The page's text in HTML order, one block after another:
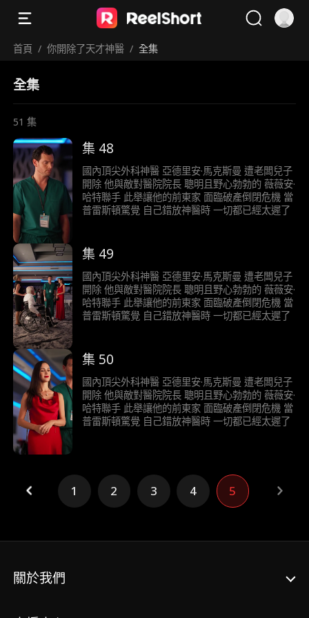
首頁 / 你開除了天才神醫 / 全集
全集
51 集
集 48
國內頂尖外科神醫 亞德里安·馬克斯曼 遭老闆兒子
開除 他與敵對醫院院長 聰明且野心勃勃的 薇薇安·
哈特聯手 此舉讓他的前東家 面臨破產倒閉危機 當
普雷斯頓驚覺 自己錯放神醫時 一切都已經太遲了
集 49
國內頂尖外科神醫 亞德里安·馬克斯曼 遭老闆兒子
開除 他與敵對醫院院長 聰明且野心勃勃的 薇薇安·
哈特聯手 此舉讓他的前東家 面臨破產倒閉危機 當
普雷斯頓驚覺 自己錯放神醫時 一切都已經太遲了
集 50
國內頂尖外科神醫 亞德里安·馬克斯曼 遭老闆兒子
開除 他與敵對醫院院長 聰明且野心勃勃的 薇薇安·
哈特聯手 此舉讓他的前東家 面臨破產倒閉危機 當
普雷斯頓驚覺 自己錯放神醫時 一切都已經太遲了
1 2 3 4 5
關於我們